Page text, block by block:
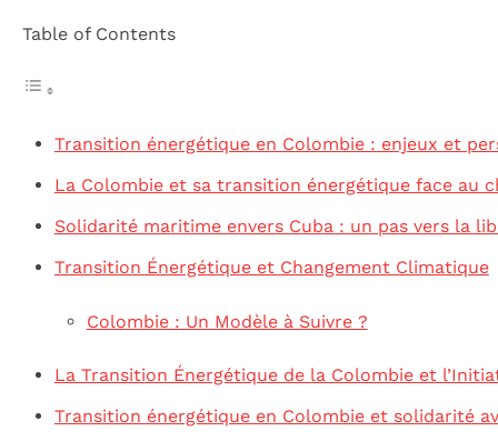
Table of Contents
Transition énergétique en Colombie : enjeux et
La Colombie et sa transition énergétique face au
Solidarité maritime envers Cuba : un pas vers la
Transition Énergétique et Changement Climatique
Colombie : Un Modèle à Suivre ?
La Transition Énergétique de la Colombie et
Transition énergétique en Colombie et solidarité